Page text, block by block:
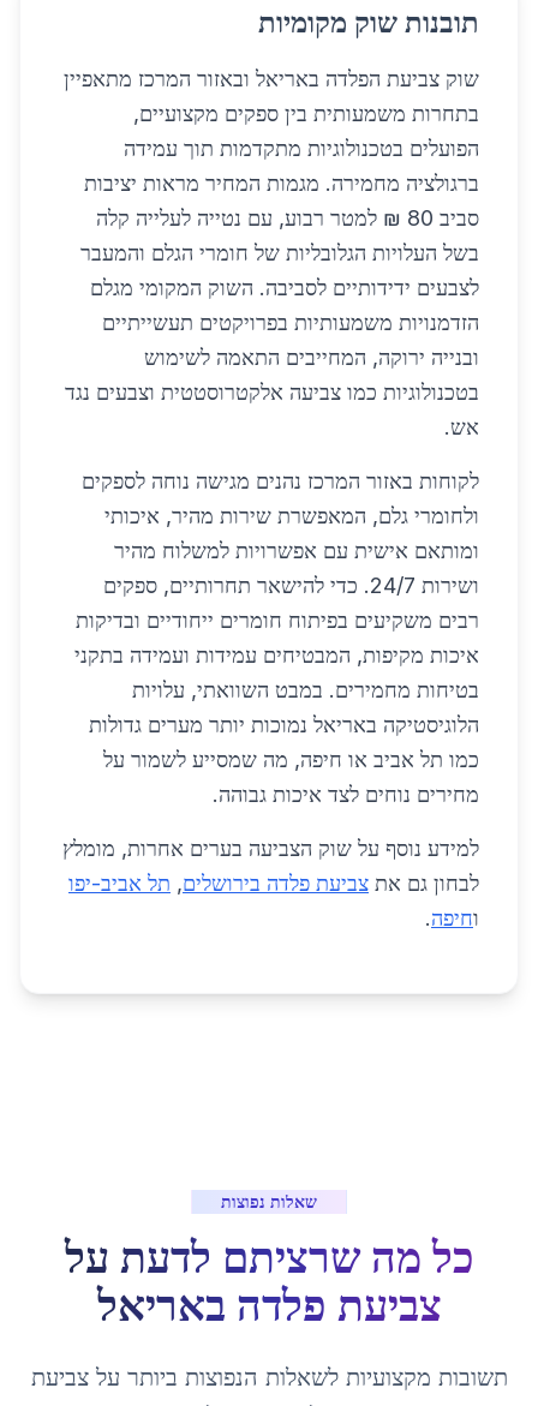
תובנות שוק מקומיות
שוק צביעת הפלדה באריאל ובאזור המרכז מתאפיין
בתחרות משמעותית בין ספקים מקצועיים,
הפועלים בטכנולוגיות מתקדמות תוך עמידה
ברגולציה מחמירה. מגמות המחיר מראות יציבות
סביב 80 ₪ למטר רבוע, עם נטייה לעלייה קלה
בשל העלויות הגלובליות של חומרי הגלם והמעבר
לצבעים ידידותיים לסביבה. השוק המקומי מגלם
הזדמנויות משמעותיות בפרויקטים תעשייתיים
ובנייה ירוקה, המחייבים התאמה לשימוש
בטכנולוגיות כמו צביעה אלקטרוסטטית וצבעים נגד
אש.
לקוחות באזור המרכז נהנים מגישה נוחה לספקים
ולחומרי גלם, המאפשרת שירות מהיר, איכותי
ומותאם אישית עם אפשרויות למשלוח מהיר
ושירות 24/7. כדי להישאר תחרותיים, ספקים
רבים משקיעים בפיתוח חומרים ייחודיים ובדיקות
איכות מקיפות, המבטיחים עמידות ועמידה בתקני
בטיחות מחמירים. במבט השוואתי, עלויות
הלוגיסטיקה באריאל נמוכות יותר מערים גדולות
כמו תל אביב או חיפה, מה שמסייע לשמור על
מחירים נוחים לצד איכות גבוהה.
למידע נוסף על שוק הצביעה בערים אחרות, מומלץ
לבחון גם את צביעת פלדה בירושלים, תל אביב-יפו
וחיפה.
שאלות נפוצות
כל מה שרציתם לדעת על
צביעת פלדה באריאל
תשובות מקצועיות לשאלות הנפוצות ביותר עלצביעת